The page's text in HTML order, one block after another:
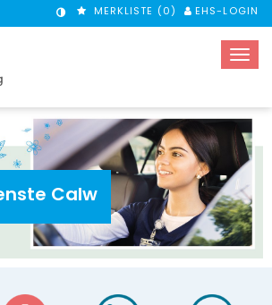
KONTRASTMODUS
MERKLISTE (0) EHS-LOGIN
Calw